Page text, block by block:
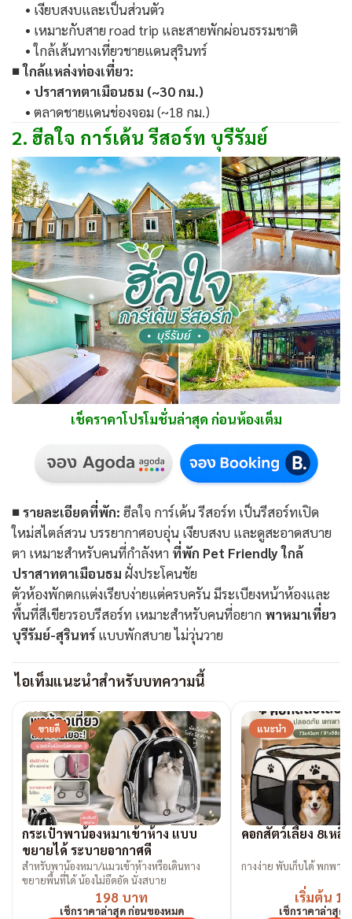
• เงียบสงบและเป็นส่วนตัว
• เหมาะกับสาย road trip และสายพักผ่อนธรรมชาติ
• ใกล้เส้นทางเที่ยวชายแดนสุรินทร์
■ ใกล้แหล่งท่องเที่ยว:
• ปราสาทตาเมือนธม (~30 กม.)
• ตลาดชายแดนช่องจอม (~18 กม.)
2. ฮีลใจ การ์เด้น รีสอร์ท บุรีรัมย์
เช็คราคาโปรโมชั่นล่าสุด ก่อนห้องเต็ม
■ รายละเอียดที่พัก: ฮีลใจ การ์เด้น รีสอร์ท เป็นรีสอร์ทเปิด
ใหม่สไตล์สวน บรรยากาศอบอุ่น เงียบสงบ และดูสะอาดสบาย
ตา เหมาะสำหรับคนที่กำลังหา ที่พัก Pet Friendly ใกล้
ปราสาทตาเมือนธม ฝั่งประโคนชัย
ตัวห้องพักตกแต่งเรียบง่ายแต่ครบครัน มีระเบียงหน้าห้องและ
พื้นที่สีเขียวรอบรีสอร์ท เหมาะสำหรับคนที่อยาก พาหมาเที่ยว
บุรีรัมย์-สุรินทร์ แบบพักสบาย ไม่วุ่นวาย
ไอเท็มแนะนำสำหรับบทความนี้
ขายดี
กระเป๋าพาน้องหมาเข้าห้าง แบบ
ขยายได้ ระบายอากาศดี
สำหรับพาน้องหมา/แมวเข้าห้างหรือเดินทาง
ขยายพื้นที่ได้ น้องไม่อึดอัด นั่งสบาย
198 บาท
เช็กราคาล่าสุด ก่อนของหมด
แนะนำ
คอกสัตว์เลี้ยง 8เห
กางง่าย พับเก็
เริ่มต้น
เช็กราคาล่าสุด